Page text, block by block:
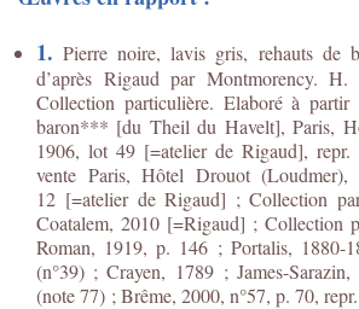
1. Pierre noire, lavis gris, rehauts de
d’après Rigaud par Montmorency.
Collection particulière. Elaboré à
baron*** [du Theil du Havelt], Paris,
1906, lot 49 [=atelier de Rigaud],
vente Paris, Hôtel Drouot
12 [=atelier de Rigaud] ; Collection
Coatalem, 2010 [=Rigaud] ; Collection
Roman, 1919, p. 146 ; Portalis, 1880-
(n°39) ; Crayen, 1789 ; James-
(note 77) ; Brême, 2000, n°57, p. 70,